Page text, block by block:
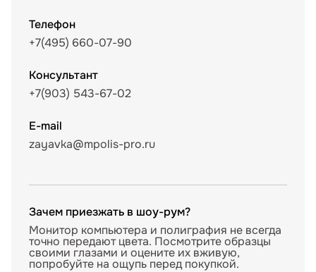
Телефон
+7(495) 660-07-90
Консультант
+7(903) 543-67-02
E-mail
zayavka@mpolis-pro.ru
Зачем приезжать в шоу-рум?
Монитор компьютера и полиграфия не всегда
точно передают цвета. Посмотрите образцы
своими глазами и оцените их вживую,
попробуйте на ощупь перед покупкой.